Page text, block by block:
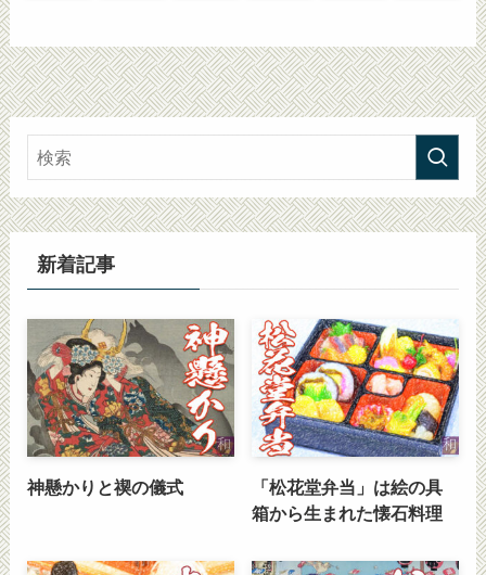
新着記事
神懸かりと禊の儀式
「松花堂弁当」は絵の具
箱から生まれた懐石料理